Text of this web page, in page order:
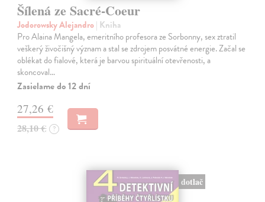
Šílená ze Sacré-Coeur
Jodorowsky Alejandro| Kniha
Pro Alaina Mangela, emeritního profesora ze Sorbonny, sex ztratil
veškerý živočišný význam a stal se zdrojem posvátné energie. Začal se
oblékat do fialové, která je barvou spirituální otevřenosti, a
skoncoval…
Zasielame do 12 dní
27,26 €
28,10 € ?
dotlač